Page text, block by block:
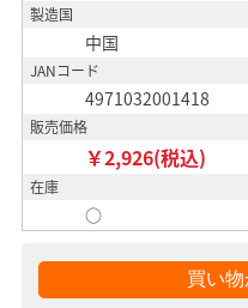
製造国
中国
JANコード
4971032001418
販売価格
￥2,926(税込)
在庫
○